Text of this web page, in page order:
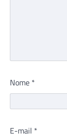
Nome *
E-mail *